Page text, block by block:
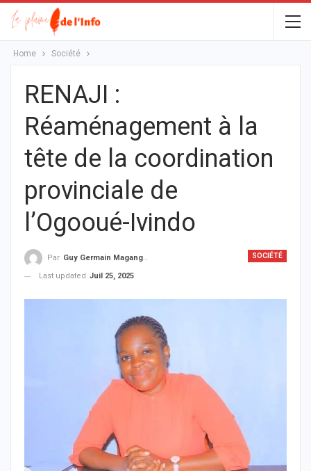
Home Société
RENAJI :
Réaménagement à la
tête de la coordination
provinciale de
l’Ogooué-Ivindo
SOCIÉTÉ
Par Guy Germain Maganga Nziengui
Last updated Juil 25, 2025